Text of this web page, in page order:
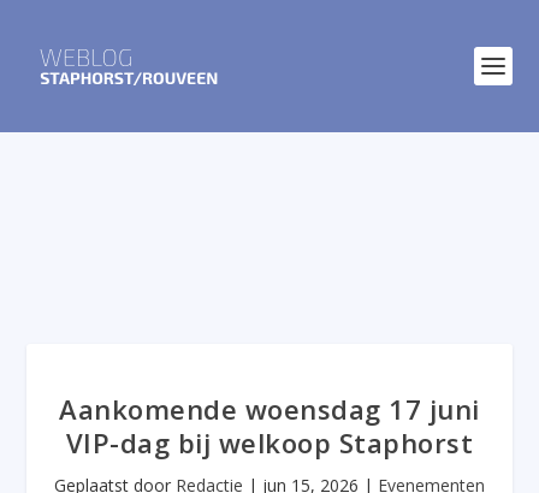
Aankomende woensdag 17 juni
VIP-dag bij welkoop Staphorst
Geplaatst door Redactie | jun 15, 2026 | Evenementen